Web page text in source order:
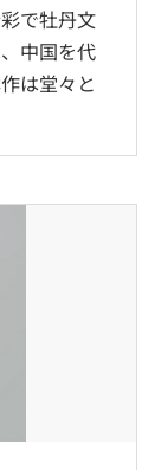
で牡丹文
中国を代
は堂々と